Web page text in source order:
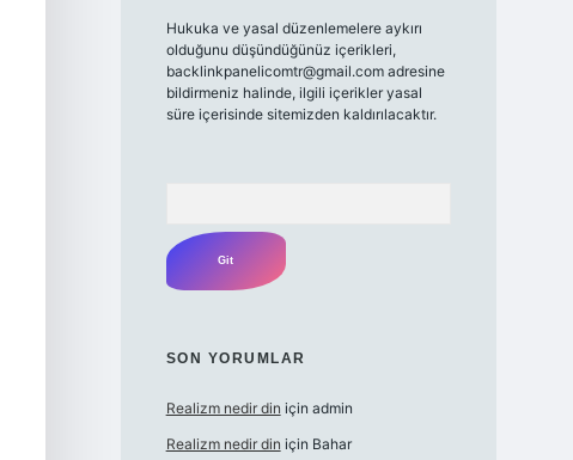
Hukuka ve yasal düzenlemelere aykırı
olduğunu düşündüğünüz içerikleri,
backlinkpanelicomtr@gmail.comadresine
bildirmeniz halinde, ilgili içerikler yasal
süre içerisinde sitemizden kaldırılacaktır.
SON YORUMLAR
Realizm nedir din için admin
Realizm nedir din için Bahar